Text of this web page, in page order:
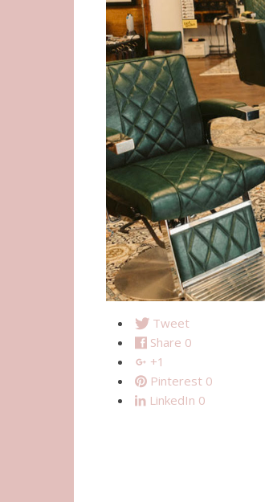
Tweet
Share 0
+1
Pinterest 0
LinkedIn 0